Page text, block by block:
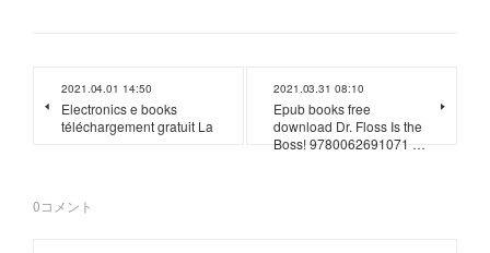
2021.04.01 14:50
Electronics e books
téléchargement gratuit La
2021.03.31 08:10
Epub books free
download Dr. Floss Is the
Boss! 9780062691071 …
0コメント